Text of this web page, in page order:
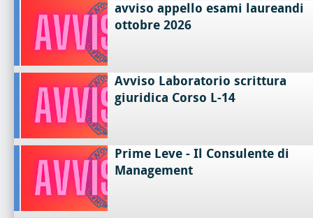
avviso appello esami laureandi
ottobre 2026
Avviso Laboratorio scrittura
giuridica Corso L-14
Prime Leve - Il Consulente di
Management